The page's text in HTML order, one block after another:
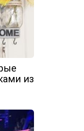
из